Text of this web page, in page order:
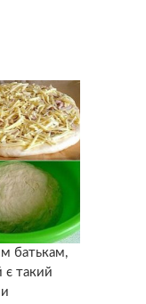
батькам,
є такий